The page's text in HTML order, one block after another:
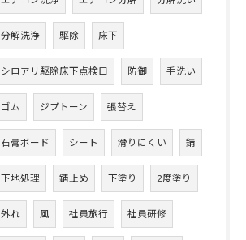
分解洗浄 駆除 床下
シロアリ駆除床下点検口 防御 手洗い
ゴム ジプトーン 張替え
石膏ボード シート 滑りにくい 錆
下地処理 錆止め 下塗り 2度塗り
外れ 風 社員旅行 社員研修